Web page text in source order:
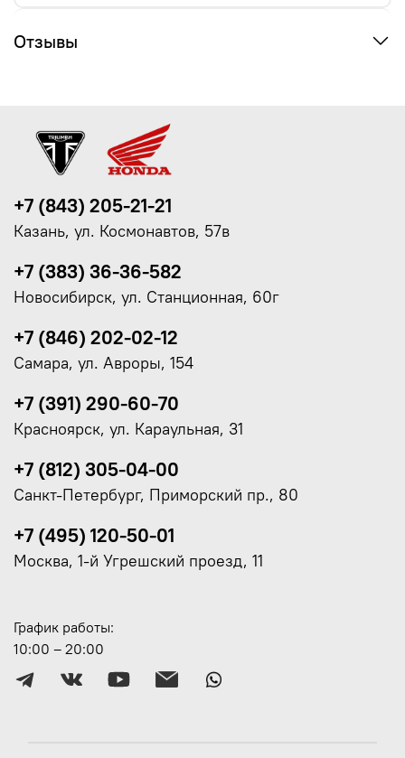
Отзывы
График работы:
10:00 – 20:00
+7 (843) 205-21-21
Казань, ул. Космонавтов, 57в
+7 (383) 36-36-582
Новосибирск, ул. Станционная, 60г
+7 (846) 202-02-12
Самара, ул. Авроры, 154
+7 (391) 290-60-70
Красноярск, ул. Караульная, 31
+7 (812) 305-04-00
Санкт-Петербург, Приморский пр., 80
+7 (495) 120-50-01
Москва, 1-й Угрешский проезд, 11